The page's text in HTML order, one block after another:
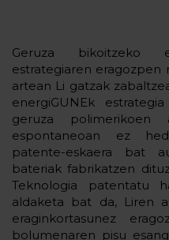
Geruza bikoitzeko
estrategiaren eragozpen
artean Li gatzak
energiGUNEk
geruza
espontaneoan ez
patente-eskaera bat
bateriak fabrikatzen
Teknologia patentatu
aldaketa bat da, Liren
eraginkortasunez
bolumenaren pisu